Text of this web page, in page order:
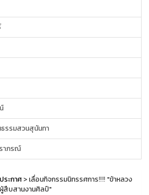
รรมสวนสุนันทา
าภรณ์
ประกาศ> เลื่อนกิจกรรมนิทรรศการ‼‼ "ข้าหลวง
สืบสานงานศิลป์"